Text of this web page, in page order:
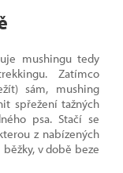
mushingu tedy
Zatímco
sám, mushing
spřežení tažných
psa. Stačí se
z nabízených
v době beze